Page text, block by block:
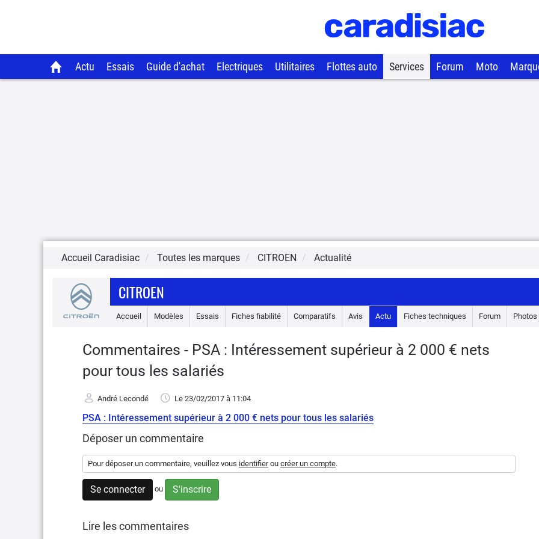
Actu Essais Guide d'achat Electriques Utilitaires Flottes auto Services Forum Moto
Accueil Caradisiac Toutes les marques CITROEN Actualité
CITROEN
Accueil Modèles Essais Fiches fiabilité Comparatifs Avis Actu Fiches techniques Forum Photos
Commentaires - PSA : Intéressement supérieur à 2 000 € nets
pour tous les salariés
André Lecondé Le 23/02/2017 à 11:04
PSA : Intéressement supérieur à 2 000 € nets pour tous les salariés
Déposer un commentaire
Pour déposer un commentaire, veuillez vous identifierou créer un compte.
Se connecter ou S'inscrire
Lire les commentaires